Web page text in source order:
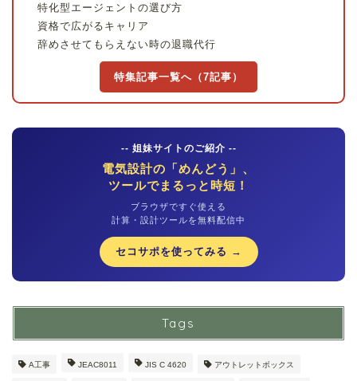
特化型エージェントの選び方
資格で広がるキャリア
辞めさせてもらえない時の退職代行
特集記事一覧へ（7記事）
-- 姐妹サイトのご紹介 --
電気設計の「めんどう」、
ツールでまるっと時短！
ブラウザですぐ使える
計算・設計ツールを無料配信中
セコサポを使ってみる →
Tags
A工事 JEAC8011 JIS C 4620 アウトレットボックス